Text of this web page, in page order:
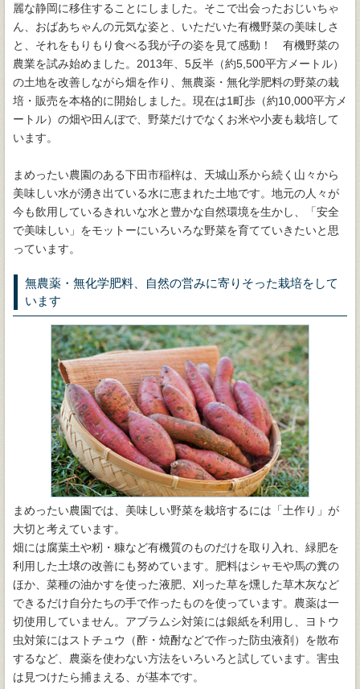
麗な静岡に移住することにしました。そこで出会ったおじいちゃ
ん、おばあちゃんの元気な姿と、いただいた有機野菜の美味しさ
と、それをもりもり食べる我が子の姿を見て感動！ 有機野菜の
農業を試み始めました。2013年、5反半（約5,500平方メートル）
の土地を改善しながら畑を作り、無農薬・無化学肥料の野菜の栽
培・販売を本格的に開始しました。現在は1町歩（約10,000平方メ
ートル）の畑や田んぼで、野菜だけでなくお米や小麦も栽培して
います。
まめったい農園のある下田市稲梓は、天城山系から続く山々から
美味しい水が湧き出ている水に恵まれた土地です。地元の人々が
今も飲用しているきれいな水と豊かな自然環境を生かし、「安全
で美味しい」をモットーにいろいろな野菜を育てていきたいと思
っています。
無農薬・無化学肥料、自然の営みに寄りそった栽培をして
います
まめったい農園では、美味しい野菜を栽培するには「土作り」が
大切と考えています。
畑には腐葉土や籾・糠など有機質のものだけを取り入れ、緑肥を
利用した土壌の改善にも努めています。肥料はシャモや馬の糞の
ほか、菜種の油かすを使った液肥、刈った草を燻した草木灰など
できるだけ自分たちの手で作ったものを使っています。農薬は一
切使用していません。アブラムシ対策には銀紙を利用し、ヨトウ
虫対策にはストチュウ（酢・焼酎などで作った防虫液剤）を散布
するなど、農薬を使わない方法をいろいろと試しています。害虫
は見つけたら捕まえる、が基本です。